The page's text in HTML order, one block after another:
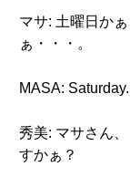
マサ: 土曜日か
ぁ・・・。
MASA:
秀美: マサさん
すかぁ？